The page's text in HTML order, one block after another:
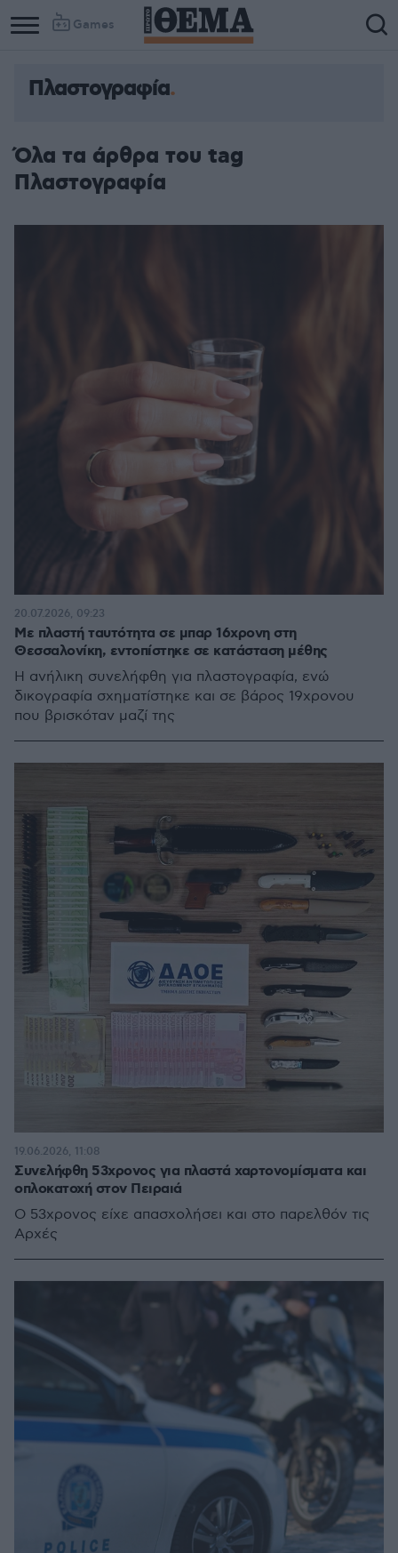
Games
Πλαστογραφία
Όλα τα άρθρα του tag
Πλαστογραφία
Με πλαστή ταυτότητα σε μπαρ 16χρονη στη
Θεσσαλονίκη, εντοπίστηκε σε κατάσταση μέθης
Η ανήλικη συνελήφθη για πλαστογραφία, ενώ
δικογραφία σχηματίστηκε και σε βάρος 19χρονου
που βρισκόταν μαζί της
20.07.2026, 09:23
Συνελήφθη 53χρονος για πλαστά χαρτονομίσματα και
οπλοκατοχή στον Πειραιά
Ο 53χρονος είχε απασχολήσει και στο παρελθόν τις
Αρχές
19.06.2026, 11:08